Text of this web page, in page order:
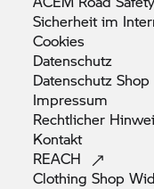
Sicherheit im
Cookies
Datenschutz
DatenschutzShop
Impressum
Rechtlicher
Kontakt
REACH
Clothing Shop